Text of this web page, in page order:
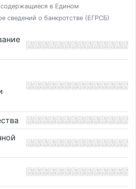
в Едином
сведений о банкротстве (ЕГРСБ)